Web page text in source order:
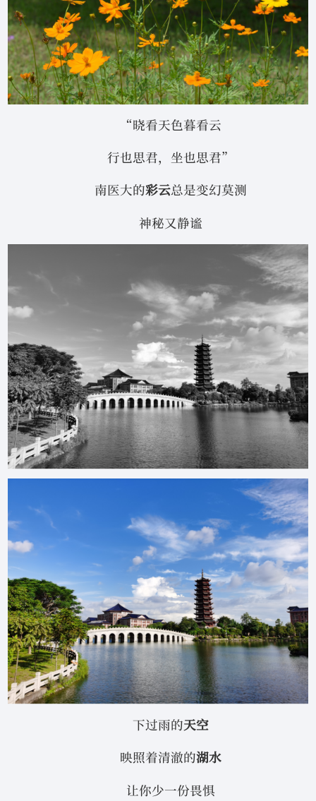
“晓看天色暮看云
行也思君，坐也思君”
南医大的彩云总是变幻莫测
神秘又静谧
下过雨的天空
映照着清澈的湖水
让你少一份畏惧